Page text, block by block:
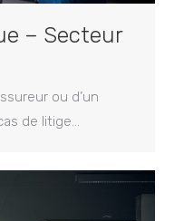
– Secteur
ou d’un
de litige…